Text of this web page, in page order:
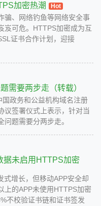
加密热潮 Hot
骗、网络钓鱼等网络安全事
岌可危。HTTPS加密成为互
证书合作计划，迎接
需要两步走（转载）
政务和公益机构域名注册
议签署仪式上表示，针对当
题需要分两步走。
据未启用HTTPS加密
式增长，但移动APP安全却
上的APP未使用HTTPS加密
不校验证书链和证书签发